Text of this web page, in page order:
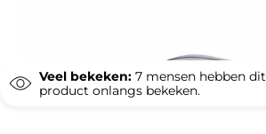
Veel bekeken: 7 mensen hebben dit
product onlangs bekeken.